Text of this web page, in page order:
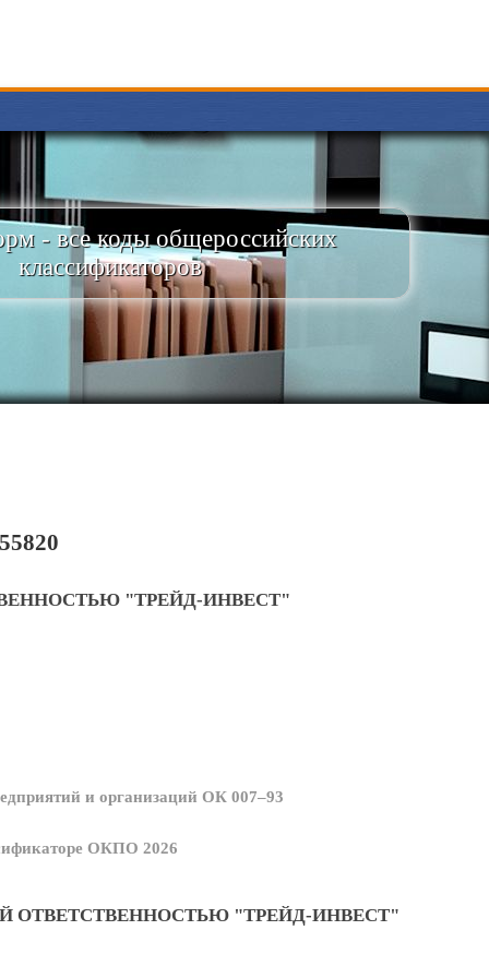
- все коды общероссийских
классификаторов
"ТРЕЙД-ИНВЕСТ"
и организаций ОК 007–93
ОКПО 2026
ОТВЕТСТВЕННОСТЬЮ "ТРЕЙД-ИНВЕСТ"